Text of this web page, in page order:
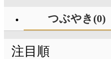
つぶやき(0)
注目順